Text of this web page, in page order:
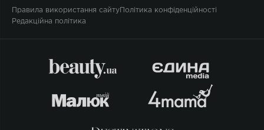
Правила використання сайту Політика конфіденційності
Редакційна політика